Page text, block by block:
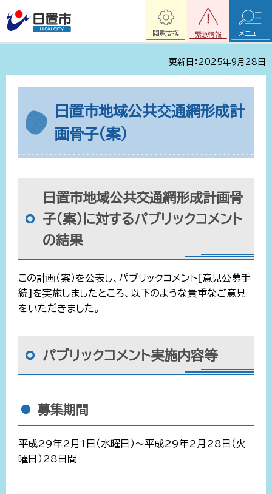
緊急情報
閲覧支援 メニュー
更新日：2025年9月28日
日置市地域公共交通網形成計
画骨子（案）
日置市地域公共交通網形成計画骨
子（案）に対するパブリックコメント
の結果
この計画（案）を公表し、パブリックコメント[意見公募手
続]を実施しましたところ、以下のような貴重なご意見
をいただきました。
パブリックコメント実施内容等
募集期間
平成29年2月1日（水曜日）～平成29年2月28日（火
曜日）28日間